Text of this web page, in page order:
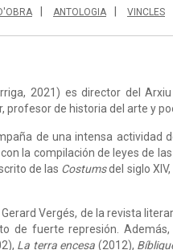
ANTOLOGIA VINCLES
2021) es director del
profesor de historia del arte y
de una intensa actividad
la compilación de leyes de las
de las Costumsdel siglo
Vergés, de la revista
de fuerte represión.
La terra encesa (2012),